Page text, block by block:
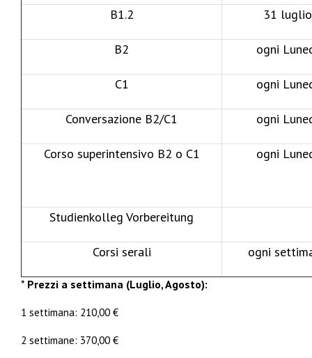
B1.2 31 luglio
B2 ogni
C1 ogni
Conversazione B2/C1 ogni
Corso superintensivo B2 o C1 ogni
Studienkolleg Vorbereitung
Corsi serali ogni
* Prezzi a settimana (Luglio, Agosto):
1 settimana: 210,00 €
2 settimane: 370,00 €